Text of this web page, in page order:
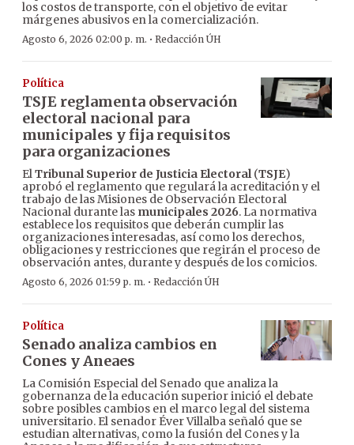
los costos de transporte, con el objetivo de evitar
márgenes abusivos en la comercialización.
Agosto 6, 2026 02:00 p. m. · Redacción ÚH
Política
TSJE reglamenta observación
electoral nacional para
municipales y fija requisitos
para organizaciones
ElTribunal Superior de Justicia Electoral(TSJE)
aprobó el reglamento que regulará la acreditación y el
trabajo de las Misiones de Observación Electoral
Nacional durante las municipales 2026. La normativa
establece los requisitos que deberán cumplir las
organizaciones interesadas, así como los derechos,
obligaciones y restricciones que regirán el proceso de
observación antes, durante y después de los comicios.
Agosto 6, 2026 01:59 p. m. · Redacción ÚH
Política
Senado analiza cambios en
Cones y Aneaes
La Comisión Especial del Senado que analiza la
gobernanza de la educación superior inició el debate
sobre posibles cambios en el marco legal del sistema
universitario. El senador Éver Villalba señaló que se
estudian alternativas, como la fusión del Cones y la